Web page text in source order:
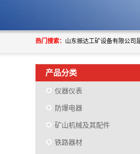
热门搜索：
产品分类
仪器仪表
防爆电器
矿山机械及其配件
铁路器材